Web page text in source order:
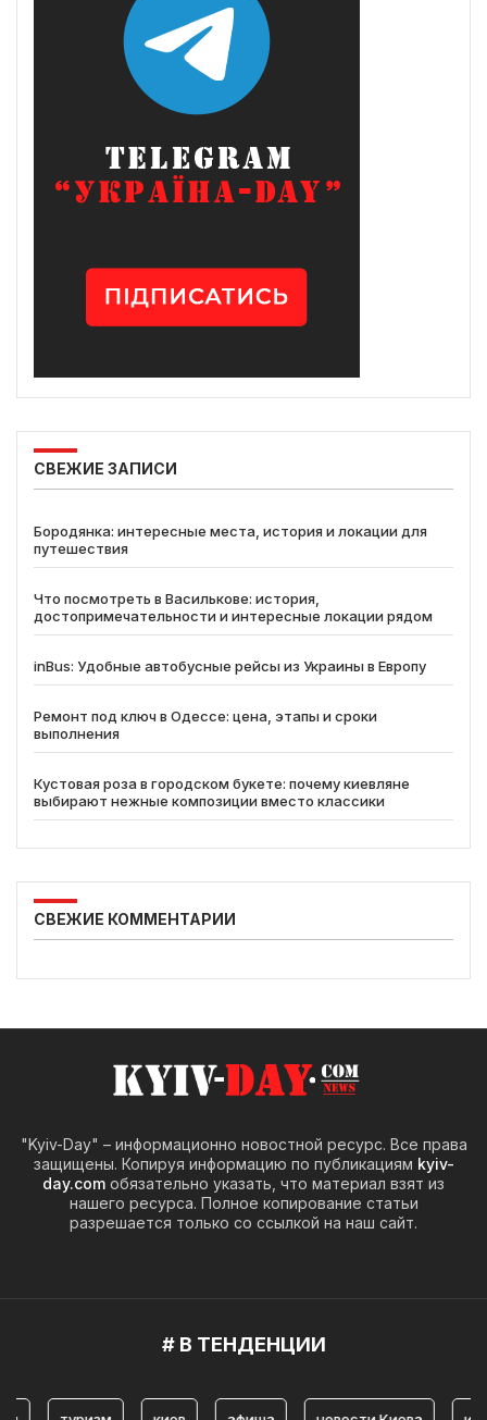
СВЕЖИЕ ЗАПИСИ
Бородянка: интересные места, история и локации для
путешествия
Что посмотреть в Василькове: история,
достопримечательности и интересные локации рядом
inBus: Удобные автобусные рейсы из Украины в Европу
Ремонт под ключ в Одессе: цена, этапы и сроки
выполнения
Кустовая роза в городском букете: почему киевляне
выбирают нежные композиции вместо классики
СВЕЖИЕ КОММЕНТАРИИ
"Kyiv-Day" – информационно новостной ресурс. Все права
защищены. Копируя информацию по публикациям kyiv-
day.com обязательно указать, что материал взят из
нашего ресурса. Полное копирование статьи
разрешается только со ссылкой на наш сайт.
# В ТЕНДЕНЦИИ